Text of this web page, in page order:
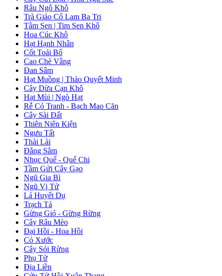
Râu Ngô Khô
Trà Giảo Cổ Lam Ba Tri
Tâm Sen | Tim Sen Khô
Hoa Cúc Khô
Hạt Hạnh Nhân
Cốt Toái Bổ
Cao Chè Vằng
Đan Sâm
Hạt Muồng | Thảo Quyết Minh
Cây Dừa Cạn Khô
Hạt Mùi | Ngò Hạt
Rễ Cỏ Tranh - Bạch Mao Căn
Cây Sài Đất
Thiên Niên Kiện
Ngưu Tất
Thài Lài
Đẳng Sâm
Nhục Quế - Quế Chi
Tầm Gửi Cây Gạo
Ngũ Gia Bì
Ngũ Vị Tử
Lá Huyết Dụ
Trạch Tả
Gừng Gió - Gừng Rừng
Cây Râu Mèo
Đại Hồi - Hoa Hồi
Cỏ Xước
Cây Sói Rừng
Phụ Tử
Địa Liền